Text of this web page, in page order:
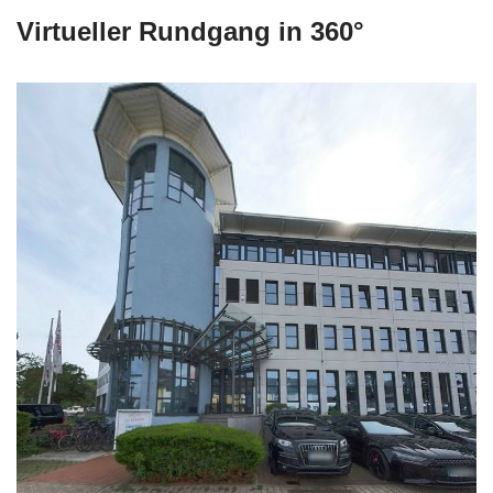
Virtueller Rundgang in 360°